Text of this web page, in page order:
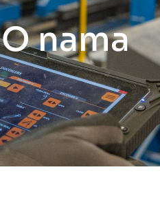
O nama